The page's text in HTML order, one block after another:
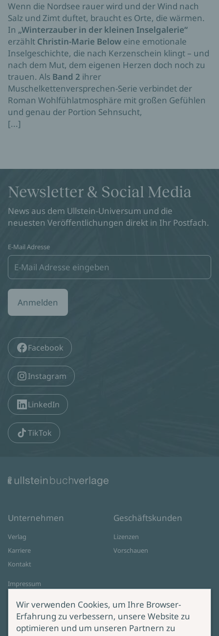
Wenn die Nordsee rauer wird und der Wind nach
Salz und Zimt duftet, braucht es Orte, die wärmen.
In „Winterzauber in der kleinen Inselgalerie“
erzählt Christin-Marie Below eine emotionale
Inselgeschichte, die nach Kerzenschein klingt – und
nach dem Mut, dem eigenen Herzen doch noch zu
trauen. Als Band 2 ihrer
Muschelkettenversprechen-Serie verbindet der
Roman Wohlfühlatmosphäre mit großen Gefühlen
und genau der Portion Sehnsucht,
[...]
Newsletter & Social Media
News aus dem Ullstein-Universum und die
neuesten Veröffentlichungen direkt in Ihr Postfach.
E-Mail Adresse
Anmelden
Facebook
Instagram
LinkedIn
TikTok
Unternehmen
Verlag
Karriere
Kontakt
Impressum
Cookie-Einstellungen
AGB Online Shop
Geschäftskunden
Lizenzen
Vorschauen
Wir verwenden Cookies, um Ihre Browser-
Erfahrung zu verbessern, unsere Website zu
optimieren und um unseren Partnern zu